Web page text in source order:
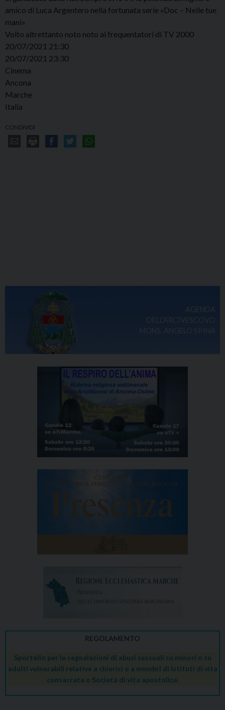
amico di Luca Argentero nella fortunata serie «Doc – Nelle tue
mani»
Volto altrettanto noto noto ai frequentatori di TV 2000
20/07/2021 21:30
20/07/2021 23:30
Cinema
Ancona
Marche
Italia
CONDIVIDI
AGENDA
DELL'ARCIVESCOVO
MONS. ANGELO SPINA
REGOLAMENTO
Sportello per le segnalazioni di abusi sessuali su minori o su
adulti vulnerabili relative a chierici o a membri di Istituti di vita
consacrata o Società di vita apostolica.